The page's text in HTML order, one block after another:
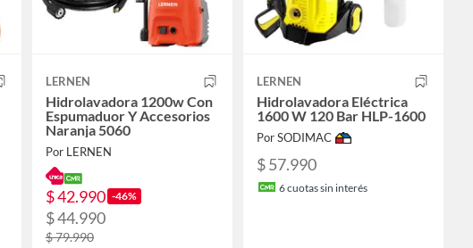
LERNEN
Hidrolavadora 1200w Con
Espumaduor Y Accesorios
Naranja 5060
Por LERNEN
$ 42.990 -46%
$ 44.990
$ 79.990
LERNEN
Hidrolavadora Eléctrica
1600 W 120 Bar HLP-1600
Por SODIMAC
$ 57.990
6cuotas sin interés